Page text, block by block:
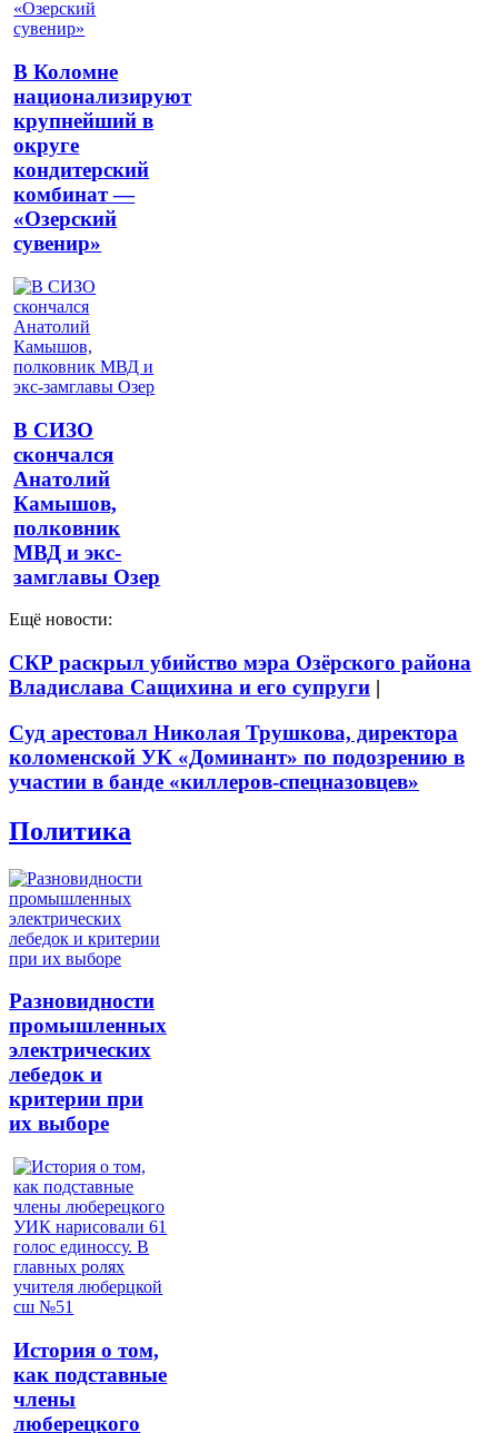
В Коломне
национализируют
крупнейший в
округе
кондитерский
комбинат —
«Озерский
сувенир»
В СИЗО
скончался
Анатолий
Камышов,
полковник
МВД и экс-
замглавы Озер
Ещё новости:
СКР раскрыл убийство мэра Озёрского района
Владислава Сащихина и его супруги |
Суд арестовал Николая Трушкова, директора
коломенской УК «Доминант» по подозрению в
участии в банде «киллеров-спецназовцев»
Политика
Разновидности
промышленных
электрических
лебедок и
критерии при
их выборе
История о том,
как подставные
члены
люберецкого